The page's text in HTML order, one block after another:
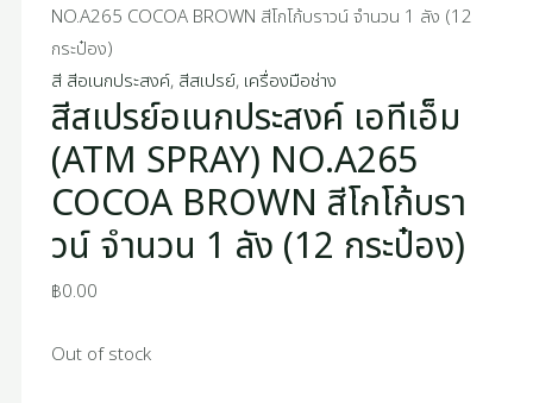
NO.A265 COCOA BROWN สีโกโก้บราวน์ จำนวน 1 ลัง (12
กระป๋อง)
สี สีอเนกประสงค์, สีสเปรย์, เครื่องมือช่าง
สีสเปรย์อเนกประสงค์ เอทีเอ็ม
(ATM SPRAY) NO.A265
COCOA BROWN สีโกโก้บรา
วน์ จำนวน 1 ลัง (12 กระป๋อง)
฿0.00
Out of stock